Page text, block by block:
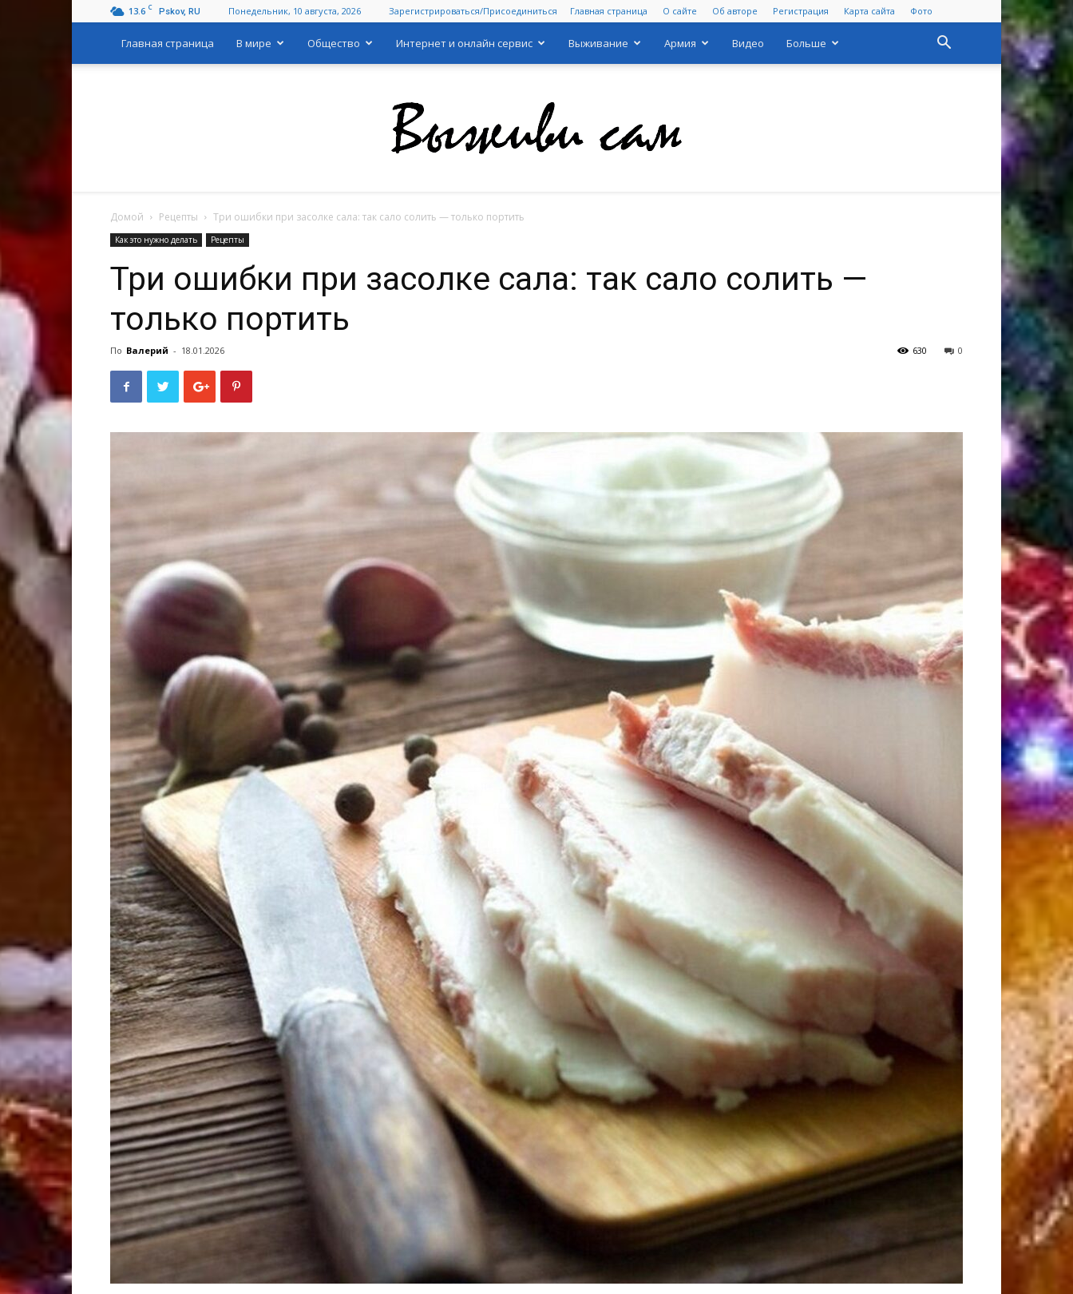
13.6 C Pskov, RU Понедельник, 10 августа, 2026 Зарегистрироваться/Присоединиться Главная страница О сайте Об авторе Регистрация Карта сайта Фото
Главная страница В мире Общество Интернет и онлайн сервис Выживание Армия Видео Больше
Домой Рецепты Три ошибки при засолке сала: так сало солить — только портить
Как это нужно делать Рецепты
Три ошибки при засолке сала: так сало солить —
только портить
По Валерий - 18.01.2026 0
630